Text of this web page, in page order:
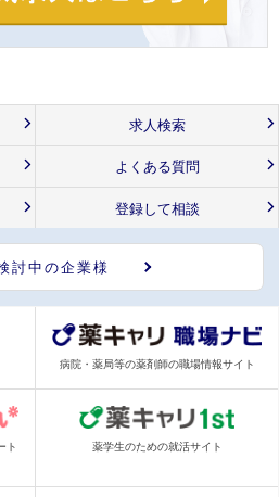
求人検索
よくある質問
登録して相談
討中の企業様
病院・薬局等の薬剤師の職場情報サイト
ト
薬学生のための就活サイト